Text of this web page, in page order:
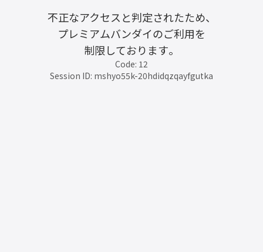
不正なアクセスと判定されたため、
プレミアムバンダイのご利用を
制限しております。
Code: 12
Session ID: mshyo55k-20hdidqzqayfgutka